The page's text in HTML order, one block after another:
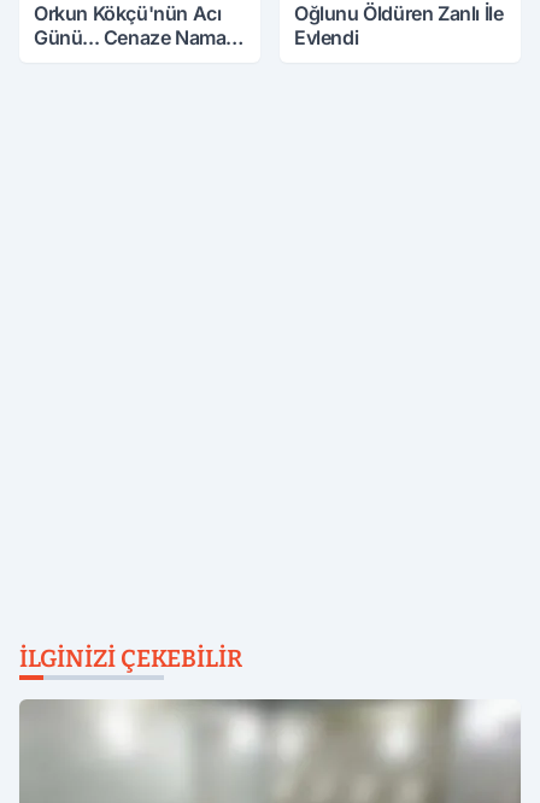
Orkun Kökçü'nün Acı
Günü... Cenaze Namazı
Oğlunu Öldüren Zanlı İle
Evlendi
İLGINIZI ÇEKEBILIR